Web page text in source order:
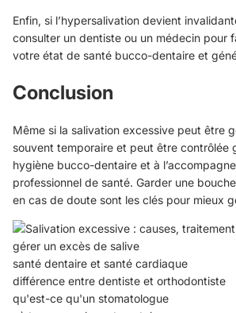
Enfin, si l’hypersalivation devient
consulter un dentiste ou un médecin pour
votre état de santé bucco-dentaire et
Conclusion
Même si la salivation excessive peut être
souvent temporaire et peut être contrôlée
hygiène bucco-dentaire et à
professionnel de santé. Garder une
en cas de doute sont les clés pour mieux
santé dentaire et santé cardiaque
différence entre dentiste et orthodontiste
qu'est-ce qu'un stomatologue